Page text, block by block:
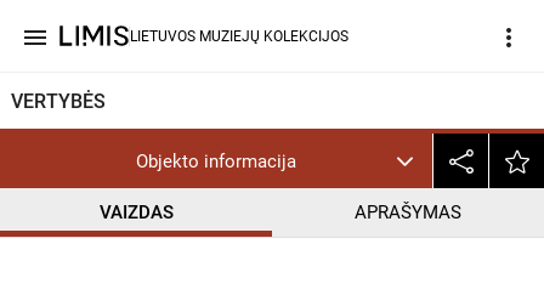
menu LIETUVOS MUZIEJŲ KOLEKCIJOS more_vert
VERTYBĖS
Objekto informacija
VAIZDAS APRAŠYMAS